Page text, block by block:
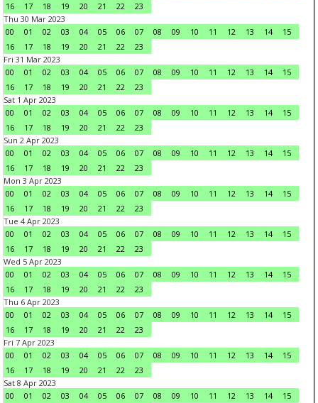
16
17 18 19 20 21 22
23
Thu 30 Mar 2023
00
01 02 03 04 05 06 07 08 09 10 11 12 13 14
15
16
17 18 19 20 21 22
23
Fri 31 Mar 2023
00
01 02 03 04 05 06 07 08 09 10 11 12 13 14
15
16
17 18 19 20 21 22
23
Sat 1 Apr 2023
00
01 02 03 04 05 06 07 08 09 10 11 12 13 14
15
16
17 18 19 20 21 22
23
Sun 2 Apr 2023
00
01 02 03 04 05 06 07 08 09 10 11 12 13 14
15
16
17 18 19 20 21 22
23
Mon 3 Apr 2023
00
01 02 03 04 05 06 07 08 09 10 11 12 13 14
15
16
17 18 19 20 21 22
23
Tue 4 Apr 2023
00
01 02 03 04 05 06 07 08 09 10 11 12 13 14
15
16
17 18 19 20 21 22
23
Wed 5 Apr 2023
00
01 02 03 04 05 06 07 08 09 10 11 12 13 14
15
16
17 18 19 20 21 22
23
Thu 6 Apr 2023
00
01 02 03 04 05 06 07 08 09 10 11 12 13 14
15
16
17 18 19 20 21 22
23
Fri 7 Apr 2023
00
01 02 03 04 05 06 07 08 09 10 11 12 13 14
15
16
17 18 19 20 21 22
23
Sat 8 Apr 2023
00
01 02 03 04 05 06 07 08 09 10 11 12 13 14
15